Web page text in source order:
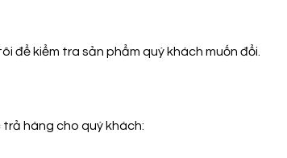
để kiểm tra sản phẩm quý khách muốn đổi.
hàng cho quý khách: